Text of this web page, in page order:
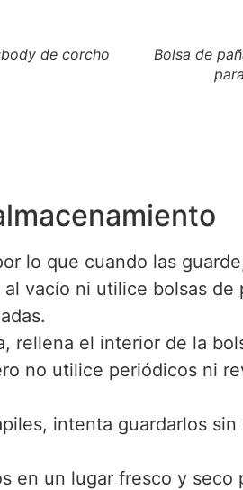
de corcho
Bolsa de
lo que cuando las
vacío ni utilice bolsas de
rellena el interior de la
no utilice periódicos ni
intenta guardarlos sin
en un lugar fresco y seco